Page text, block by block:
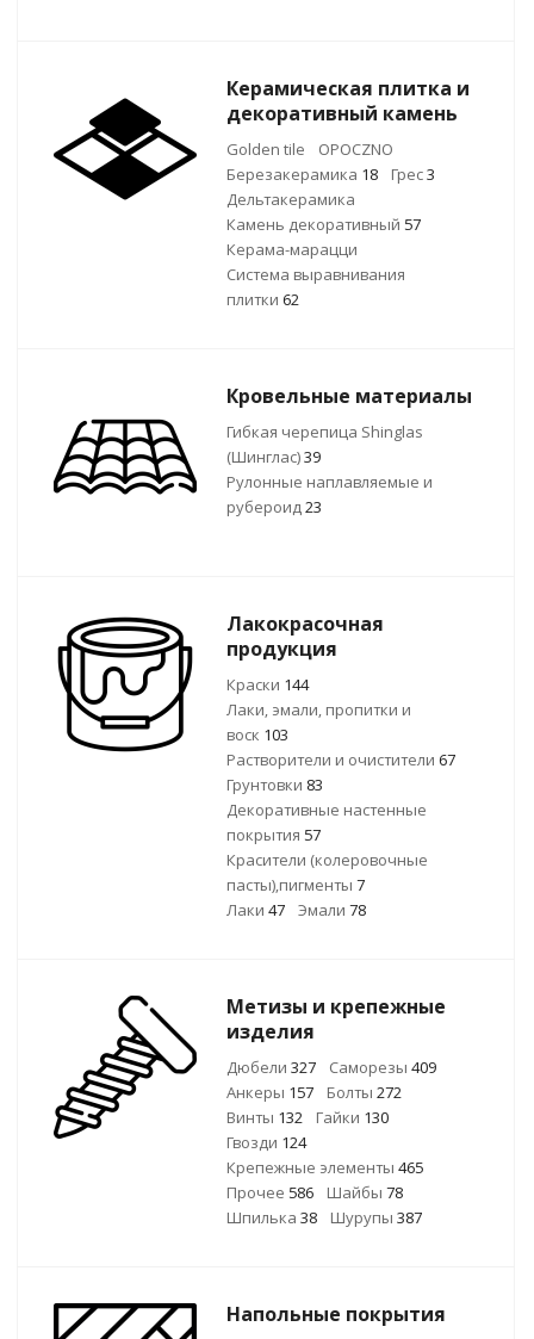
Керамическая плитка и
декоративный камень
Golden tile
OPOCZNO
Березакерамика 18 Грес3
Дельтакерамика
Камень декоративный 57
Керама-марацци
Система выравнивания
плитки 62
Кровельные материалы
Гибкая черепица Shinglas
(Шинглас)39
Рулонные наплавляемые и
рубероид23
Лакокрасочная
продукция
Краски 144
Лаки, эмали, пропитки и
воск 103
Растворители и очистители 67
Грунтовки 83
Декоративные настенные
покрытия 57
Красители (колеровочные
пасты),пигменты 7
Лаки 47 Эмали 78
Метизы и крепежные
изделия
Дюбели 327 Саморезы 409
Анкеры 157 Болты 272
Винты 132 Гайки 130
Гвозди 124
Крепежные элементы 465
Прочее 586 Шайбы 78
Шпилька 38 Шурупы 387
Напольные покрытия